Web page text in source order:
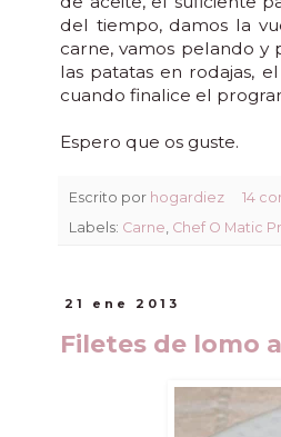
del tiempo, damos la
carne, vamos pelando y
las patatas en rodajas,
cuando finalice el
Espero que os guste.
Escrito por hogardiez
14
Labels: Carne Chef O Matic
21 ene 2013
Filetes de lomo